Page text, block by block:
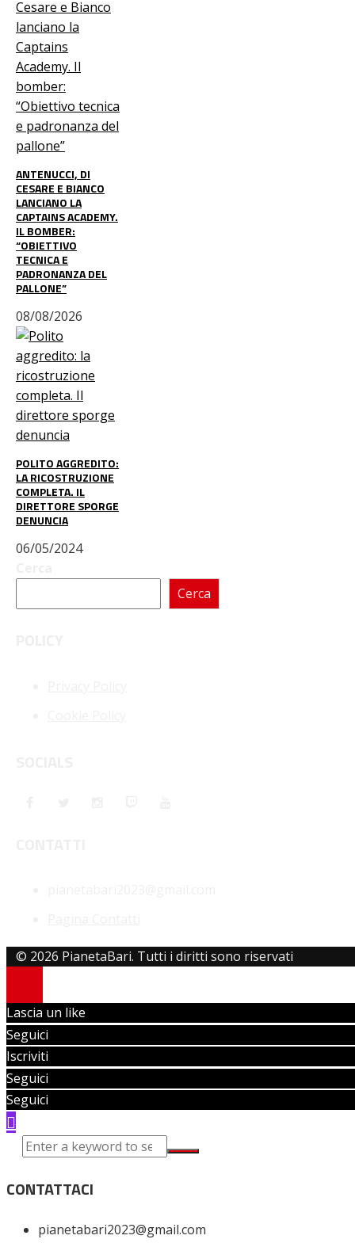
ANTENUCCI, DI
CESARE E BIANCO
LANCIANO LA
CAPTAINS ACADEMY.
IL BOMBER:
“OBIETTIVO
TECNICA E
PADRONANZA DEL
PALLONE”
08/08/2026
POLITO AGGREDITO:
LA RICOSTRUZIONE
COMPLETA. IL
DIRETTORE SPORGE
DENUNCIA
06/05/2024
Cerca
© 2026 PianetaBari. Tutti i diritti sono riservati
Lascia un like
Seguici
Iscriviti
Seguici
Seguici
CONTATTACI
pianetabari2023@gmail.com